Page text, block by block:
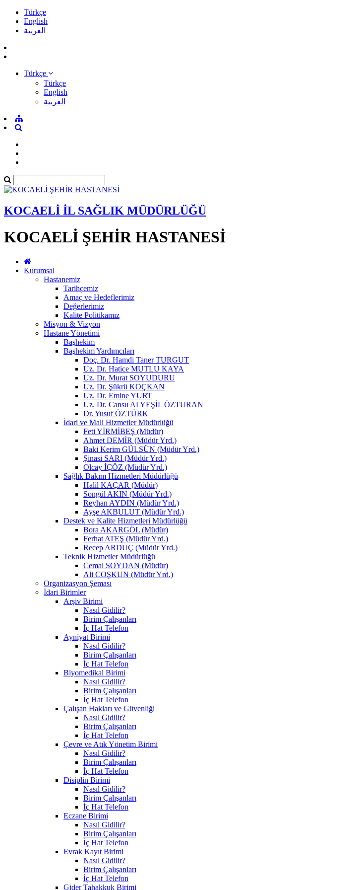
Türkçe
English
العربية
Türkçe
Türkçe
English
العربية
KOCAELİ İL SAĞLIK MÜDÜRLÜĞÜ
KOCAELİ ŞEHİR HASTANESİ
Kurumsal
Hastanemiz
Tarihçemiz
Amaç ve Hedeflerimiz
Değerlerimiz
Kalite Politikamız
Misyon & Vizyon
Hastane Yönetimi
Başhekim
Başhekim Yardımcıları
Doç. Dr. Hamdi Taner TURGUT
Uz. Dr. Hatice MUTLU KAYA
Uz. Dr. Murat SOYUDURU
Uz. Dr. Şükrü KOÇKAN
Uz. Dr. Emine YURT
Uz. Dr. Cansu ALYEŞİL ÖZTURAN
Dr. Yusuf ÖZTÜRK
İdari ve Mali Hizmetler Müdürlüğü
Feti YİRMİBEŞ (Müdür)
Ahmet DEMİR (Müdür Yrd.)
Baki Kerim GÜLSÜN (Müdür Yrd.)
Şinasi SARI (Müdür Yrd.)
Olcay İÇÖZ (Müdür Yrd.)
Sağlık Bakım Hizmetleri Müdürlüğü
Halil KAÇAR (Müdür)
Songül AKIN (Müdür Yrd.)
Reyhan AYDIN (Müdür Yrd.)
Ayşe AKBULUT (Müdür Yrd.)
Destek ve Kalite Hizmetleri Müdürlüğü
Bora AKARGÖL (Müdür)
Ferhat ATEŞ (Müdür Yrd.)
Recep ARDUÇ (Müdür Yrd.)
Teknik Hizmetler Müdürlüğü
Cemal SOYDAN (Müdür)
Ali COŞKUN (Müdür Yrd.)
Organizasyon Şeması
İdari Birimler
Arşiv Birimi
Nasıl Gidilir?
Birim Çalışanları
İç Hat Telefon
Ayniyat Birimi
Nasıl Gidilir?
Birim Çalışanları
İç Hat Telefon
Biyomedikal Birimi
Nasıl Gidilir?
Birim Çalışanları
İç Hat Telefon
Çalışan Hakları ve Güvenliği
Nasıl Gidilir?
Birim Çalışanları
İç Hat Telefon
Çevre ve Atık Yönetim Birimi
Nasıl Gidilir?
Birim Çalışanları
İç Hat Telefon
Disiplin Birimi
Nasıl Gidilir?
Birim Çalışanları
İç Hat Telefon
Eczane Birimi
Nasıl Gidilir?
Birim Çalışanları
İç Hat Telefon
Evrak Kayıt Birimi
Nasıl Gidilir?
Birim Çalışanları
İç Hat Telefon
Gider Tahakkuk Birimi